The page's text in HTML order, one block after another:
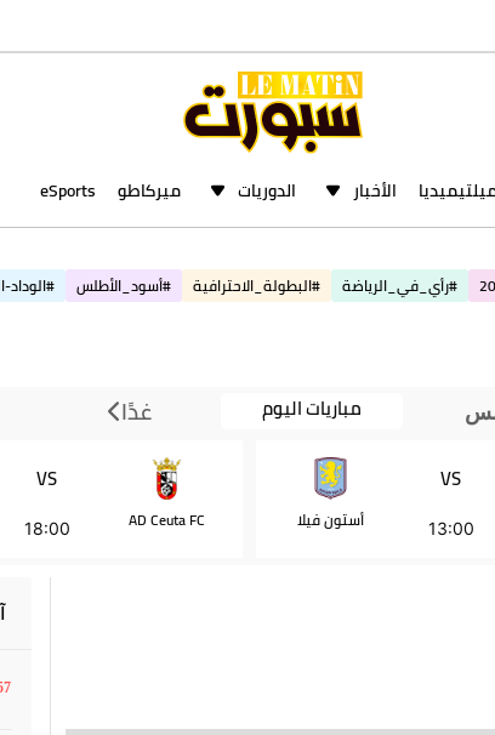
الأخبار الدوريات ميركاطو eSports
#رأي_في_الرياضة #البطولة_الاحترافية #أسود_الأطلس #الوداد-
مباريات اليوم غدًا
VS
13:00 أستون فيلا AD Ceuta FC
VS
18:00